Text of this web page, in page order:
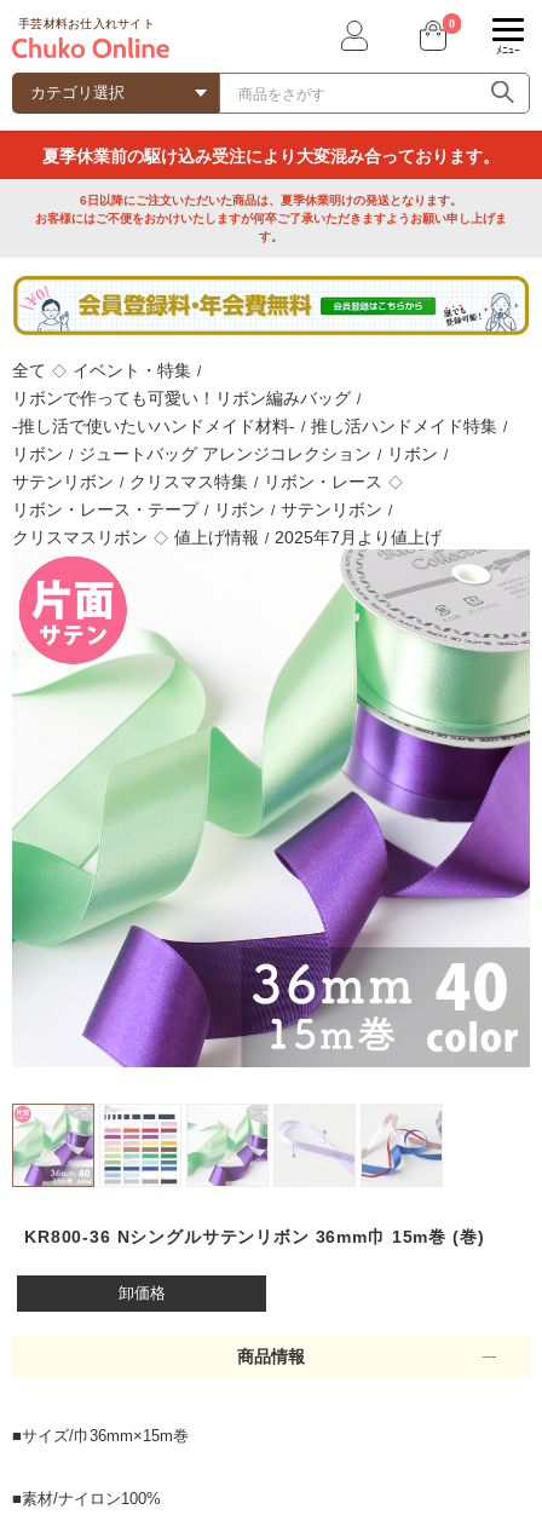
夏季休業前の駆け込み受注により大変混み合っております。
6日以降にご注文いただいた商品は、夏季休業明けの発送となります。
お客様にはご不便をおかけいたしますが何卒ご了承いただきますようお願い申し上げま
す。
全て ◇ イベント・特集 /
リボンで作っても可愛い！リボン編みバッグ /
-推し活で使いたいハンドメイド材料- / 推し活ハンドメイド特集 /
リボン / ジュートバッグ アレンジコレクション / リボン /
サテンリボン / クリスマス特集 / リボン・レース ◇
リボン・レース・テープ / リボン / サテンリボン /
クリスマスリボン ◇ 値上げ情報 / 2025年7月より値上げ
KR800-36 Nシングルサテンリボン 36mm巾 15m巻 (巻)
卸価格
商品情報
■サイズ/巾36mm×15m巻
■素材/ナイロン100%
手芸材料お仕入れサイト 0
ﾒﾆｭｰ